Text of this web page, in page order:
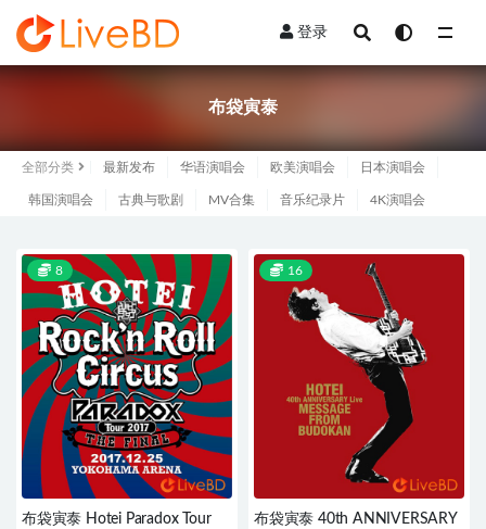
登录
布袋寅泰
全部分类 最新发布 华语演唱会 欧美演唱会 日本演唱会
韩国演唱会 古典与歌剧 MV合集 音乐纪录片 4K演唱会
8
布袋寅泰 Hotei Paradox Tour
16
布袋寅泰 40th ANNIVERSARY